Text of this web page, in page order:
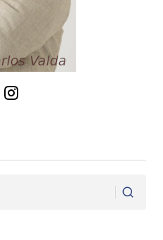
por
de
del servicio